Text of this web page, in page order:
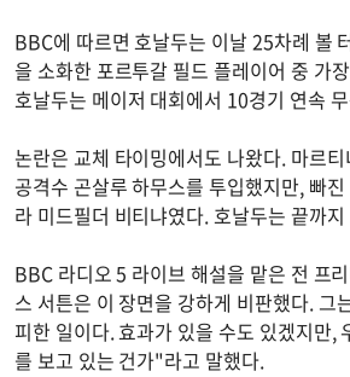
BBC에 따르면 호날두는 이날 25차례 볼
을 소화한 포르투갈 필드 플레이어 중 가
호날두는 메이저 대회에서 10경기 연속
논란은 교체 타이밍에서도 나왔다. 마르
공격수 곤살루 하무스를 투입했지만, 빠
라 미드필더 비티냐였다. 호날두는 끝까
BBC 라디오 5 라이브 해설을 맡은 전 프
스 서튼은 이 장면을 강하게 비판했다. 그
피한 일이다. 효과가 있을 수도 있겠지만,
를 보고 있는 건가"라고 말했다.